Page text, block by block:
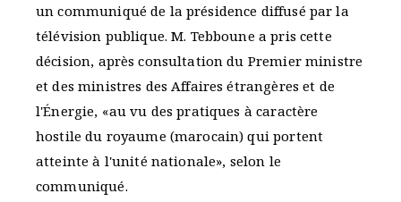
un communiqué de la présidence diffusé par la
télévision publique. M. Tebboune a pris cette
décision, après consultation du Premier ministre
et des ministres des Affaires étrangères et de
l'Énergie, «au vu des pratiques à caractère
hostile du royaume (marocain) qui portent
atteinte à l'unité nationale», selon le
communiqué.